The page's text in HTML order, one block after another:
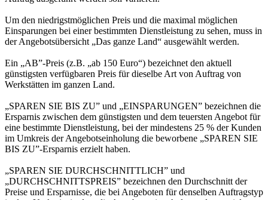
Um den niedrigstmöglichen Preis und die maximal möglichen
Einsparungen bei einer bestimmten Dienstleistung zu sehen, muss in
der Angebotsübersicht „Das ganze Land“ ausgewählt werden.
Ein „AB”-Preis (z.B. „ab 150 Euro“) bezeichnet den aktuell
günstigsten verfügbaren Preis für dieselbe Art von Auftrag von
Werkstätten im ganzen Land.
„SPAREN SIE BIS ZU” und „EINSPARUNGEN” bezeichnen die
Ersparnis zwischen dem günstigsten und dem teuersten Angebot für
eine bestimmte Dienstleistung, bei der mindestens 25 % der Kunden
im Umkreis der Angebotseinholung die beworbene „SPAREN SIE
BIS ZU”-Ersparnis erzielt haben.
„SPAREN SIE DURCHSCHNITTLICH” und
„DURCHSCHNITTSPREIS” bezeichnen den Durchschnitt der
Preise und Ersparnisse, die bei Angeboten für denselben Auftragstyp